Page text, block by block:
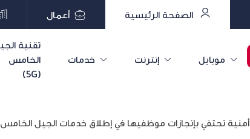
الصفحة الرئيسية أعمال
موبايل إنترنت خدمات
تقنية
الخامس
(5G)
أمنية تحتفي بإنجازات موظفيها في إطلاق خدمات الجيل